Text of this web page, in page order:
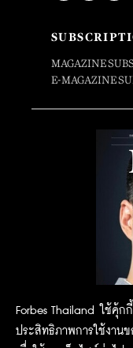
Forbes Thailand ใช้คุ้ก
ประสิทธิภาพการใช้งาน
MAGAZINE
E-MAGAZINE